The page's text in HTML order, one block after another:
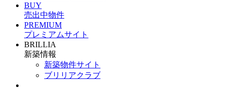
BUY
売出中物件
PREMIUM
プレミアムサイト
BRILLIA
新築情報
新築物件サイト
ブリリアクラブ